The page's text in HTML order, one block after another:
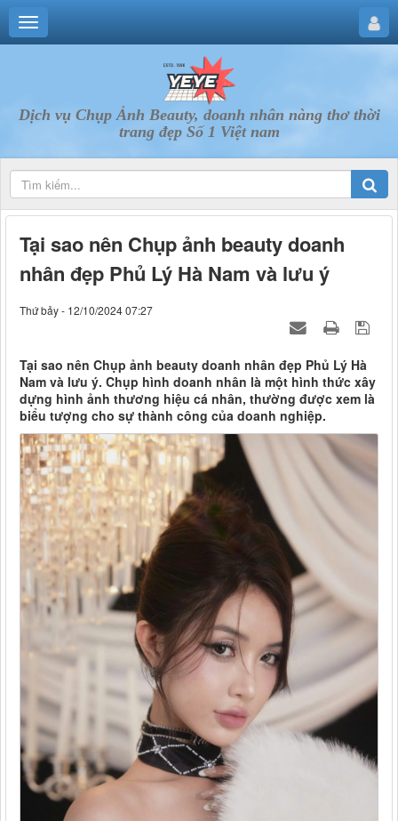
Dịch vụ Chụp Ảnh Beauty, doanh nhân nàng thơ thời
trang đẹp Số 1 Việt nam
Tại sao nên Chụp ảnh beauty doanh
nhân đẹp Phủ Lý Hà Nam và lưu ý
Thứ bảy - 12/10/2024 07:27
Tại sao nên Chụp ảnh beauty doanh nhân đẹp Phủ Lý Hà
Nam và lưu ý. Chụp hình doanh nhân là một hình thức xây
dựng hình ảnh thương hiệu cá nhân, thường được xem là
biểu tượng cho sự thành công của doanh nghiệp.